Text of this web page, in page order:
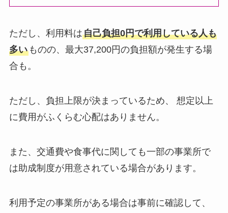
ただし、利用料は自己負担0円で利用している人も
多いものの、最大37,200円の負担額が発生する場
合も。
ただし、負担上限が決まっているため、 想定以上
に費用がふくらむ心配はありません。
また、交通費や食事代に関しても一部の事業所で
は助成制度が用意されている場合があります。
利用予定の事業所がある場合は事前に確認して、